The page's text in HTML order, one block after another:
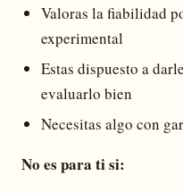
Valoras la fiabilidad
experimental
Estas dispuesto a
evaluarlo bien
Necesitas algo con
No es para ti si: